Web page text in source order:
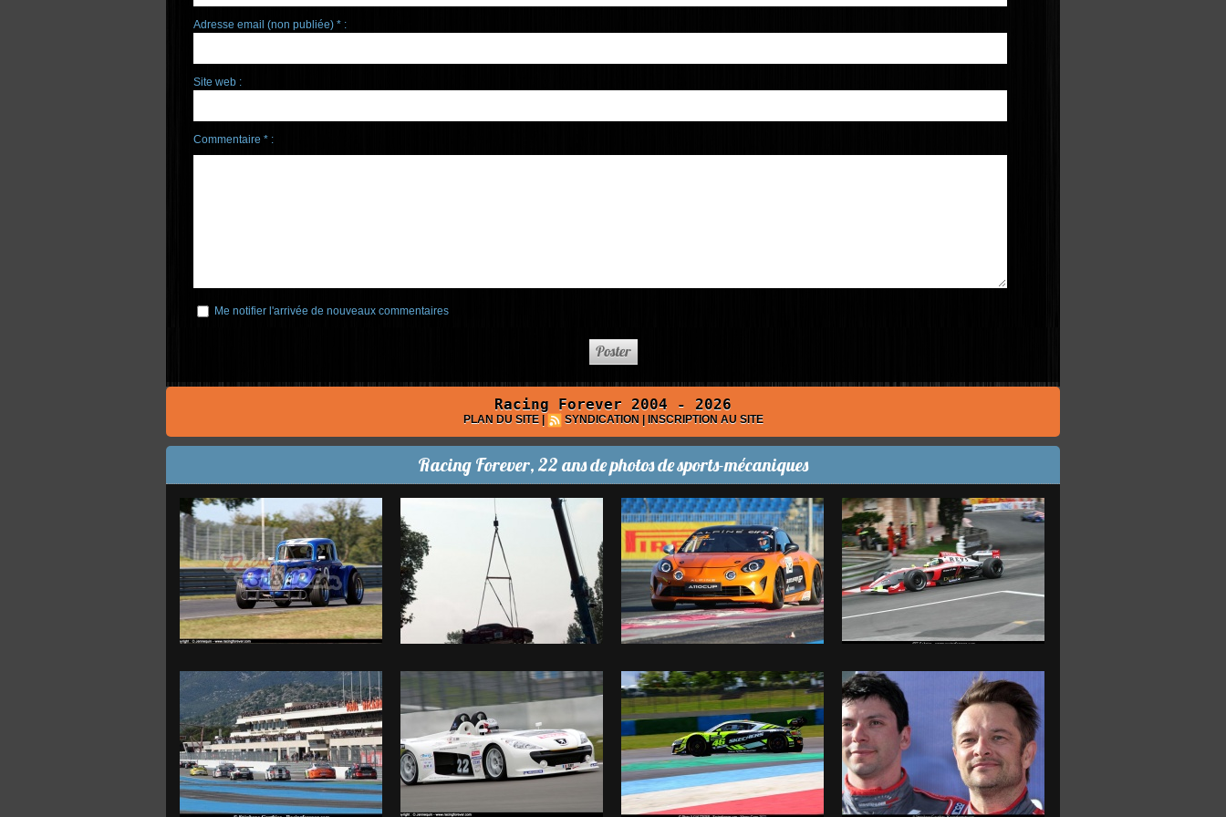
Adresse email (non publiée) * :
Site web :
Commentaire * :
Me notifier l'arrivée de nouveaux commentaires
Racing Forever 2004 - 2026
PLAN DU SITE | SYNDICATION | INSCRIPTION AU SITE
Racing Forever, 22 ans de photos de sports-mécaniques